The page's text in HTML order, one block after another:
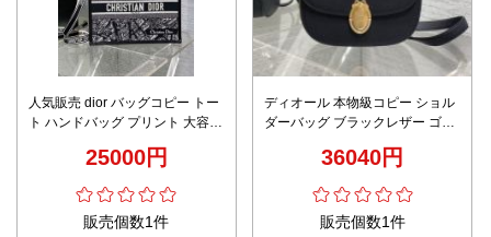
人気販売 dior バッグコピー トー
ト ハンドバッグ プリント 大容量
25000円
販売個数1件
ディオール 本物級コピー ショル
ダーバッグ ブラックレザー ゴー
36040円
販売個数1件